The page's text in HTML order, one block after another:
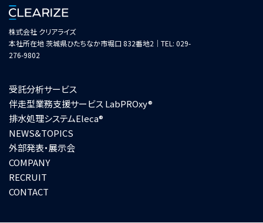
株式会社 クリアライズ
本社所在地 茨城県ひたちなか市堀口 832番地2｜TEL: 029-
276-9802
受託分析サービス
伴走型業務支援サービス LabPROxy®
排水処理システムEleca®
NEWS&TOPICS
外部発表・展示会
COMPANY
RECRUIT
CONTACT